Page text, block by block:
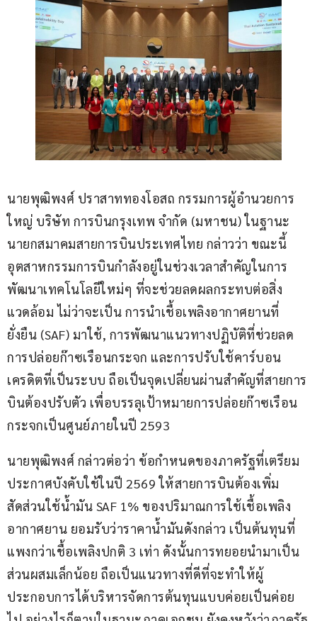
นายพุฒิพงศ์ ปราสาททองโอสถ กรรมการผู้อำนวยการ
ใหญ่ บริษัท การบินกรุงเทพ จำกัด (มหาชน) ในฐานะ
นายกสมาคมสายการบินประเทศไทย กล่าวว่า ขณะนี้
อุตสาหกรรมการบินกำลังอยู่ในช่วงเวลาสำคัญในการ
พัฒนาเทคโนโลยีใหม่ๆ ที่จะช่วยลดผลกระทบต่อสิ่ง
แวดล้อม ไม่ว่าจะเป็น การนำเชื้อเพลิงอากาศยานที่
ยั่งยืน (SAF) มาใช้, การพัฒนาแนวทางปฏิบัติที่ช่วยลด
การปล่อยก๊าซเรือนกระจก และการปรับใช้คาร์บอน
เครดิตที่เป็นระบบ ถือเป็นจุดเปลี่ยนผ่านสำคัญที่สายการ
บินต้องปรับตัว เพื่อบรรลุเป้าหมายการปล่อยก๊าซเรือน
กระจกเป็นศูนย์ภายในปี 2593
นายพุฒิพงศ์ กล่าวต่อว่า ข้อกำหนดของภาครัฐที่เตรียม
ประกาศบังคับใช้ในปี 2569 ให้สายการบินต้องเพิ่ม
สัดส่วนใช้น้ำมัน SAF 1% ของปริมาณการใช้เชื้อเพลิง
อากาศยาน ยอมรับว่าราคาน้ำมันดังกล่าว เป็นต้นทุนที่
แพงกว่าเชื้อเพลิงปกติ 3 เท่า ดังนั้นการทยอยนำมาเป็น
ส่วนผสมเล็กน้อย ถือเป็นแนวทางที่ดีที่จะทำให้ผู้
ประกอบการได้บริหารจัดการต้นทุนแบบค่อยเป็นค่อย